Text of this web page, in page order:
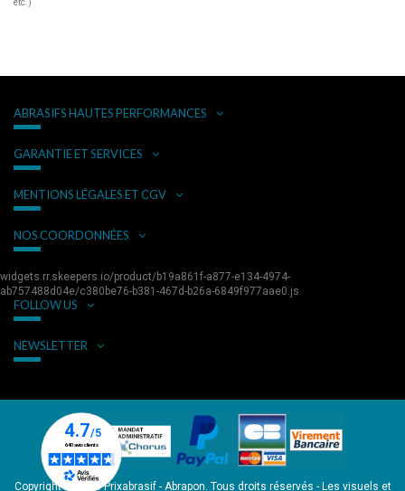
etc.)
ABRASIFS HAUTES PERFORMANCES
GARANTIE ET SERVICES
MENTIONS LÉGALES ET CGV
NOS COORDONNÉES
widgets.rr.skeepers.io/product/b19a861f-a877-e134-4974-
ab757488d04e/c380be76-b381-467d-b26a-6849f977aae0.js
FOLLOW US
NEWSLETTER
Copyright © 2026 Prixabrasif - Abrapon. Tous droits réservés - Les visuels et